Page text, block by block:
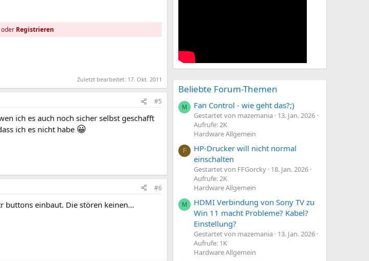
oder Registrieren
Zuletzt bearbeitet: 17. Okt. 2011
#5
ich es auch noch sicher selbst geschafft
ich es nicht habe 😀
#6
buttons einbaut. Die stören keinen...
Beliebte Forum-Themen
M Fan Control - wie geht das?;)
Gestartet von mazemania 13. Jan. 2026
Aufrufe: 2K
Hardware Allgemein
F
HP-Drucker will nicht normal
einschalten
Gestartet von FFGorcky 18. Jan. 2026
Aufrufe: 2K
Hardware Allgemein
M
HDMI Verbindung von Sony TV zu
Win 11 macht Probleme? Kabel?
Einstellung?
Gestartet von mazemania 13. Jan. 2026
Aufrufe: 1K
Hardware Allgemein